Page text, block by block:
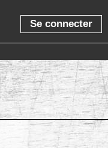
Se connecter